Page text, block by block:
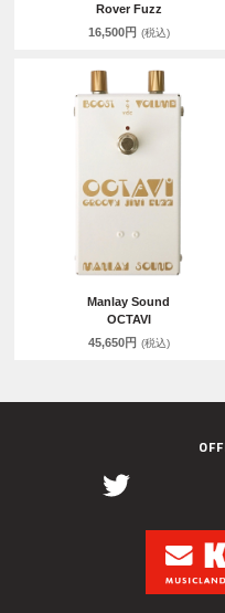
Rover Fuzz
16,500円 (税込)
Manlay Sound
OCTAVI
45,650円 (税込)